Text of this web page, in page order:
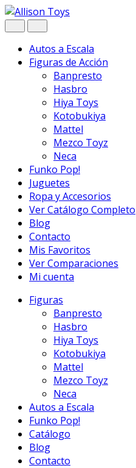
Navegar
Ir
al
Autos a Escala
Figuras de Acción
Banpresto
Hasbro
Hiya Toys
Kotobukiya
Mattel
Mezco Toyz
Neca
Funko Pop!
Juguetes
Ropa y Accesorios
Ver Catálogo Completo
Blog
Contacto
Mis Favoritos
Ver Comparaciones
Mi cuenta
Figuras
Banpresto
Hasbro
Hiya Toys
Kotobukiya
Mattel
Mezco Toyz
Neca
Autos a Escala
Funko Pop!
Catálogo
Blog
Contacto